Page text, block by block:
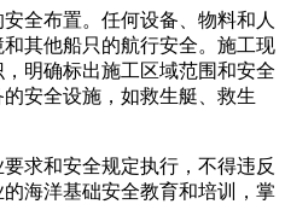
布置。任何设备、物料和人
其他船只的航行安全。施工现
明确标出施工区域范围和安全
安全设施，如救生艇、救生
和安全规定执行，不得违反
海洋基础安全教育和培训，掌